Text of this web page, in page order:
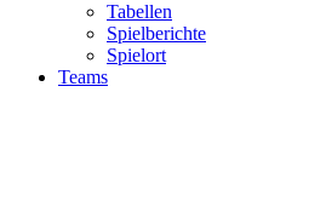
Tabellen
Spielberichte
Spielort
Teams